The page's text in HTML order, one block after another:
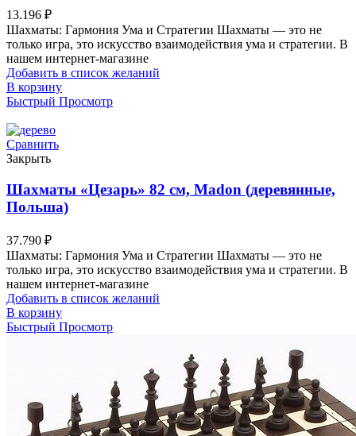
13.196 ₽
Шахматы: Гармония Ума и Стратегии Шахматы — это не
только игра, это искусство взаимодействия ума и стратегии. В
нашем интернет-магазине
Добавить в список желаний
В корзину
Быстрый Просмотр
Сравнить
Закрыть
Шахматы «Цезарь» 82 см, Madon (деревянные,
Польша)
37.790 ₽
Шахматы: Гармония Ума и Стратегии Шахматы — это не
только игра, это искусство взаимодействия ума и стратегии. В
нашем интернет-магазине
Добавить в список желаний
В корзину
Быстрый Просмотр